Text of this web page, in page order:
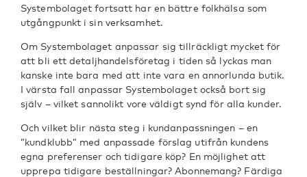
Systembolaget fortsatt har en bättre folkhälsa som
utgångpunkt i sin verksamhet.
Om Systembolaget anpassar sig tillräckligt mycket för
att bli ett detaljhandelsföretag i tiden så lyckas man
kanske inte bara med att inte vara en annorlunda butik.
I värsta fall anpassar Systembolaget också bort sig
själv – vilket sannolikt vore väldigt synd för alla kunder.
Och vilket blir nästa steg i kundanpassningen – en
”kundklubb” med anpassade förslag utifrån kundens
egna preferenser och tidigare köp? En möjlighet att
upprepa tidigare beställningar? Abonnemang? Färdiga